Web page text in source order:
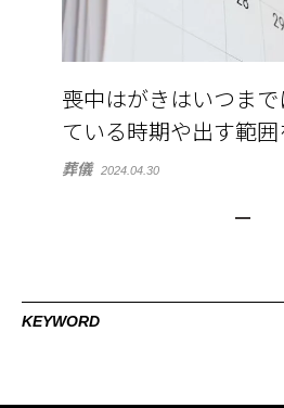
喪中はがきはいつま
ている時期や出す範囲
葬儀 2024.04.30
KEYWORD